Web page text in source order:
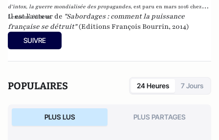
d’intox, la guerre mondialisée des propagandes, est paru en mars 2016 chez
Lemieux éditeur.
Il est l'auteur de "Sabordages : comment la puissance
française se détruit" (Editions François Bourrin, 2014)
SUIVRE
POPULAIRES 24 Heures 7 Jours
PLUS LUS PLUS PARTAGES